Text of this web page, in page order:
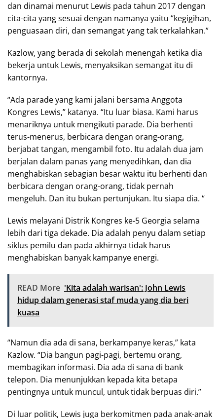
dan dinamai menurut Lewis pada tahun 2017 dengan
cita-cita yang sesuai dengan namanya yaitu “kegigihan,
penguasaan diri, dan semangat yang tak terkalahkan.”
Kazlow, yang berada di sekolah menengah ketika dia
bekerja untuk Lewis, menyaksikan semangat itu di
kantornya.
“Ada parade yang kami jalani bersama Anggota
Kongres Lewis,” katanya. “Itu luar biasa. Kami harus
menariknya untuk mengikuti parade. Dia berhenti
terus-menerus, berbicara dengan orang-orang,
berjabat tangan, mengambil foto. Itu adalah dua jam
berjalan dalam panas yang menyedihkan, dan dia
menghabiskan sebagian besar waktu itu berhenti dan
berbicara dengan orang-orang, tidak pernah
mengeluh. Dan itu bukan pertunjukan. Itu siapa dia. “
Lewis melayani Distrik Kongres ke-5 Georgia selama
lebih dari tiga dekade. Dia adalah penyu dalam setiap
siklus pemilu dan pada akhirnya tidak harus
menghabiskan banyak kampanye energi.
READ More 'Kita adalah warisan': John Lewis
hidup dalam generasi staf muda yang dia beri
kuasa
“Namun dia ada di sana, berkampanye keras,” kata
Kazlow. “Dia bangun pagi-pagi, bertemu orang,
membagikan informasi. Dia ada di sana di bank
telepon. Dia menunjukkan kepada kita betapa
pentingnya untuk muncul, untuk tidak berpuas diri.”
Di luar politik, Lewis juga berkomitmen pada anak-anak